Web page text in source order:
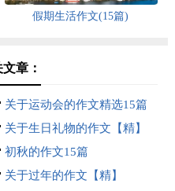
假期生活作文(15篇)
章：
关于运动会的作文精选15篇
关于生日礼物的作文【精】
初秋的作文15篇
关于过年的作文【精】